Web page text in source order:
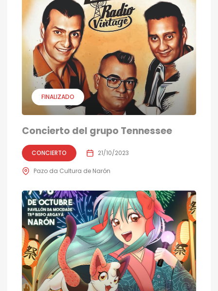
FINALIZADO
Concierto del grupo Tennessee
CONCIERTO 21/10/2023
Pazo da Cultura de Narón